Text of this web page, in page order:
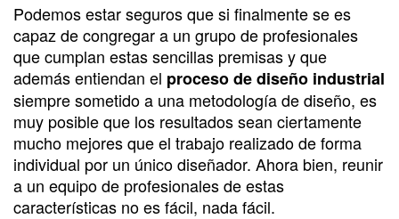
Podemos estar seguros que si finalmente se es
capaz de congregar a un grupo de profesionales
que cumplan estas sencillas premisas y que
además entiendan el proceso de diseño industrial
siempre sometido a una metodología de diseño, es
muy posible que los resultados sean ciertamente
mucho mejores que el trabajo realizado de forma
individual por un único diseñador. Ahora bien, reunir
a un equipo de profesionales de estas
características no es fácil, nada fácil.